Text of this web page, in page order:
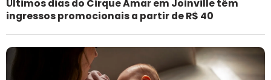
Últimos dias do Cirque Amar em Joinville têm
ingressos promocionais a partir de R$ 40